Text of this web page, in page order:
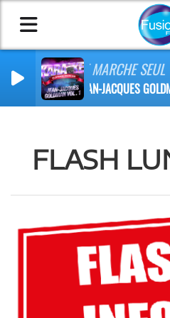
JE MARCHE SEUL
JEAN-JACQUES
FLASH